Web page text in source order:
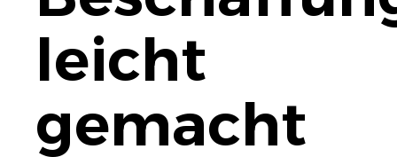
leicht
gemacht